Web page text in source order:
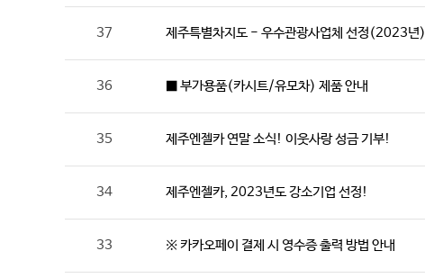
37 제주특별차지도 - 우수관광사업체 선정(2023년)
36 ■ 부가용품(카시트/유모차) 제품 안내
35 제주엔젤카 연말 소식! 이웃사랑 성금 기부!
34 제주엔젤카, 2023년도 강소기업 선정!
33 ※ 카카오페이 결제 시 영수증 출력 방법 안내